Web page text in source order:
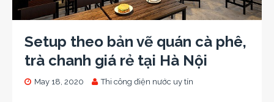
Setup theo bản vẽ quán cà phê,
trà chanh giá rẻ tại Hà Nội
May 18, 2020 Thi công điện nước uy tín